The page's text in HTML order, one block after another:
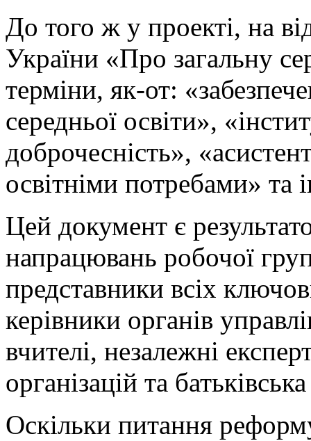
До того ж у проекті, на
України «Про загальну
терміни, як-от:
середньої освіти»,
доброчесність»,
освітніми потребами» та
Цей документ є
напрацювань робочої
представники всіх
керівники органів
вчителі, незалежні
організацій та
Оскільки питання